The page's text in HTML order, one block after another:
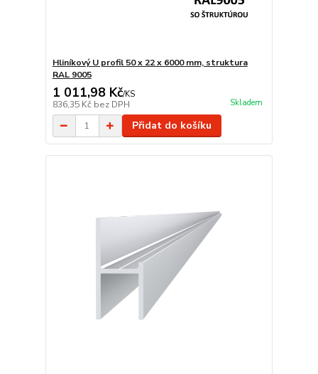
Hliníkový U profil 50 x 22 x 6000 mm, struktura
RAL 9005
1 011,98 Kč/KS
836,35 Kč bez DPH Skladem
Přidat do košíku